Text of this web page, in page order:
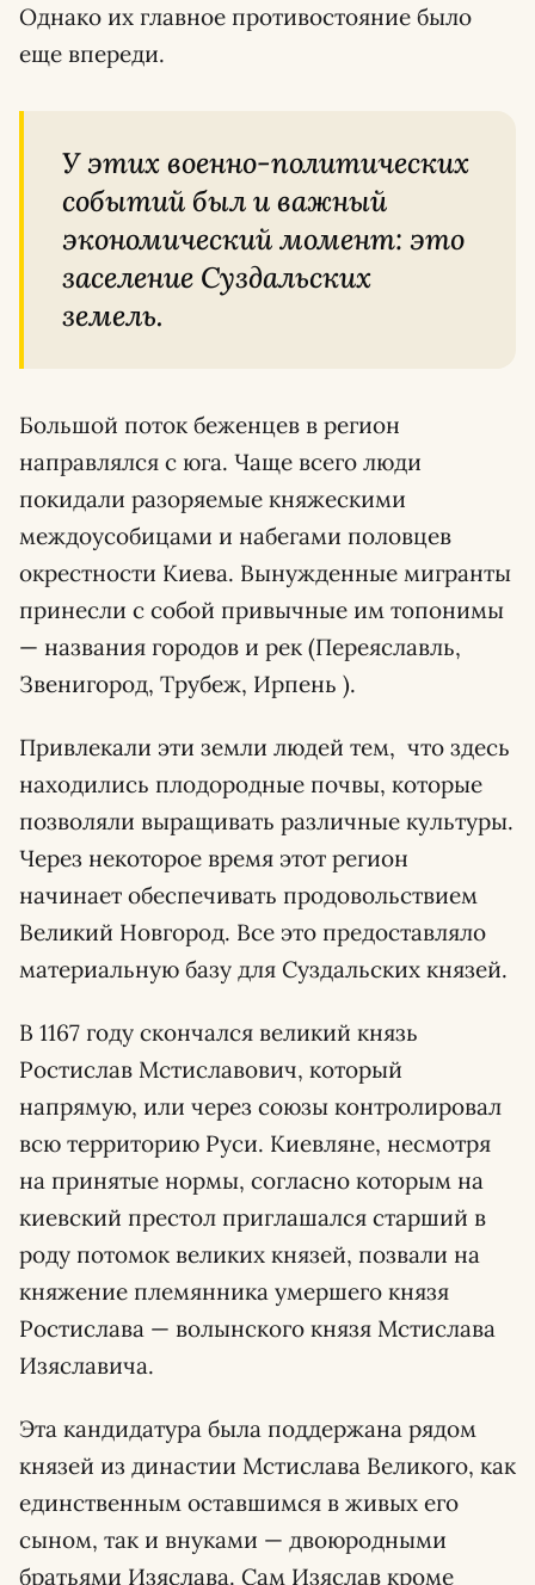
Однако их главное противостояние было
еще впереди.
У этих военно-политических
событий был и важный
экономический момент: это
заселение Суздальских
земель.
Большой поток беженцев в регион
направлялся с юга. Чаще всего люди
покидали разоряемые княжескими
междоусобицами и набегами половцев
окрестности Киева. Вынужденные мигранты
принесли с собой привычные им топонимы
— названия городов и рек (Переяславль,
Звенигород, Трубеж, Ирпень ).
Привлекали эти земли людей тем, что здесь
находились плодородные почвы, которые
позволяли выращивать различные культуры.
Через некоторое время этот регион
начинает обеспечивать продовольствием
Великий Новгород. Все это предоставляло
материальную базу для Суздальских князей.
В 1167 году скончался великий князь
Ростислав Мстиславович, который
напрямую, или через союзы контролировал
всю территорию Руси. Киевляне, несмотря
на принятые нормы, согласно которым на
киевский престол приглашался старший в
роду потомок великих князей, позвали на
княжение племянника умершего князя
Ростислава — волынского князя Мстислава
Изяславича.
Эта кандидатура была поддержана рядом
князей из династии Мстислава Великого, как
единственным оставшимся в живых его
сыном, так и внуками — двоюродными
братьями Изяслава. Сам Изяслав кроме